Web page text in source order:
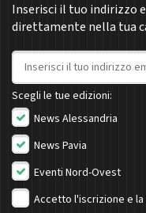
Inserisci il tuo indirizzo
direttamente nella tua
Indirizzo email
Scegli le tue edizioni:
News Alessandria
News Pavia
Eventi Nord-Ovest
Accetto l'iscrizione e la